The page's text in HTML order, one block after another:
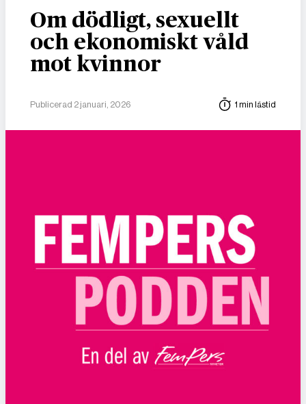
Om dödligt, sexuellt
och ekonomiskt våld
mot kvinnor
Publicerad 2 januari, 2026 1 min lästid